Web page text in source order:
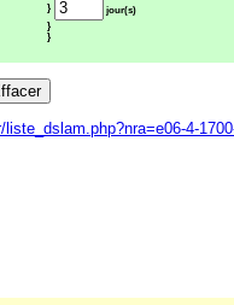
}
jour(s)
}
}
4-